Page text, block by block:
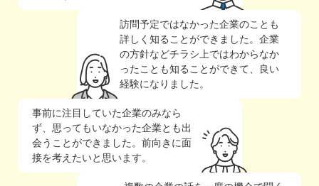
訪問予定ではなかった企業のことも
詳しく知ることができました。企業
の方針などチラシ上ではわからなか
ったことも知ることができて、良い
経験になりました。
事前に注目していた企業のみなら
ず、思ってもいなかった企業とも出
会うことができました。前向きに面
接を考えたいと思います。